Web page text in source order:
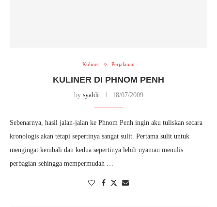
Kuliner Perjalanan
KULINER DI PHNOM PENH
by syaldi 18/07/2009
Sebenarnya, hasil jalan-jalan ke Phnom Penh ingin aku tuliskan secara
kronologis akan tetapi sepertinya sangat sulit. Pertama sulit untuk
mengingat kembali dan kedua sepertinya lebih nyaman menulis
perbagian sehingga mempermudah …